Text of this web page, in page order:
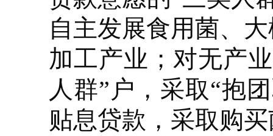
自主发展食用菌、
加工产业；对无产
人群”户，采取“抱
贴息贷款，采取购